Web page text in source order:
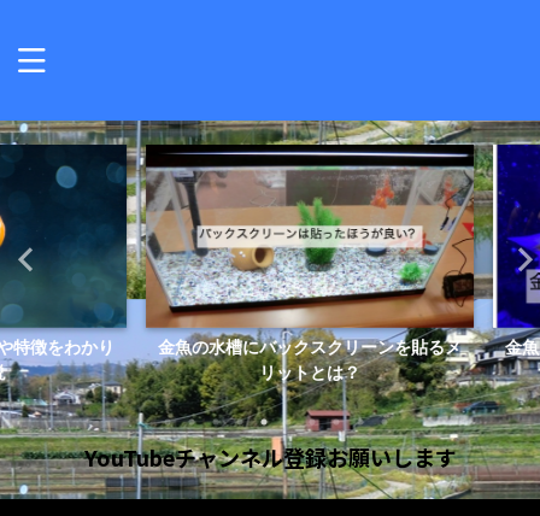
をわかり
金魚の水槽にバックスクリーンを貼るメ
リットとは？
金魚とメ
YouTubeチャンネル登録お願いします